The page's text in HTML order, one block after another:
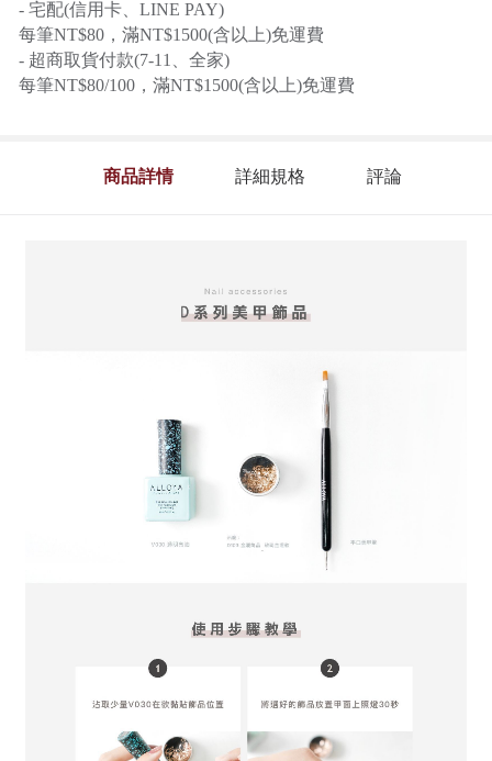
- 宅配(信用卡、LINE PAY)
每筆NT$80，滿NT$1500(含以上)免運費
- 超商取貨付款(7-11、全家)
每筆NT$80/100，滿NT$1500(含以上)免運費
商品詳情 詳細規格 評論